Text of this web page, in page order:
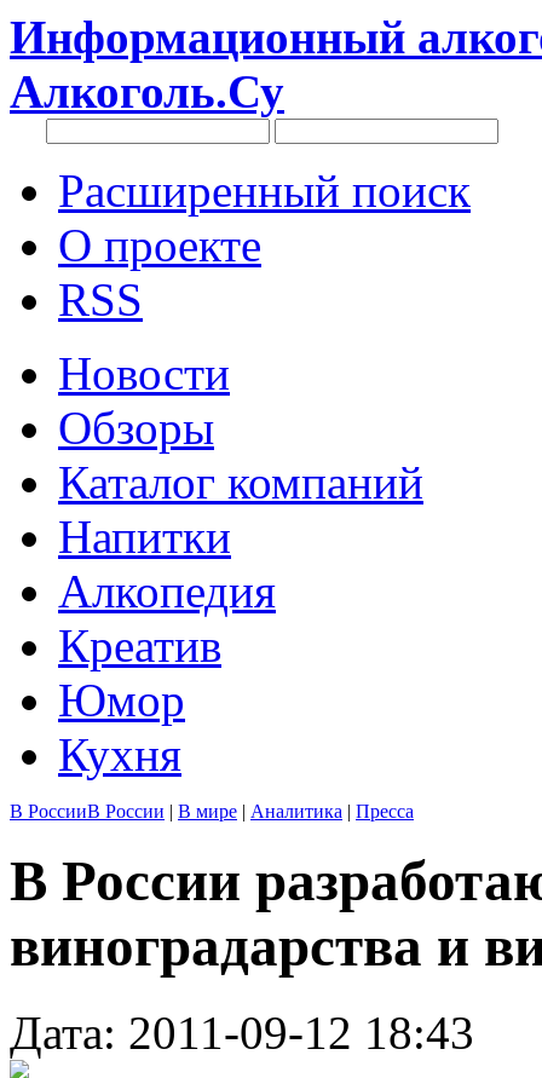
Информационный
Алкоголь.Су
Расширенный поиск
О проекте
RSS
Новости
Обзоры
Каталог компаний
Напитки
Алкопедия
Креатив
Юмор
Кухня
В РоссииВ России | В мире | Аналитика | Пресса
В России
виноградарства и
Дата: 2011-09-12 18:43